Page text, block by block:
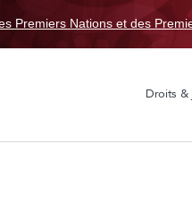
Premiers Nations et des
Droits &